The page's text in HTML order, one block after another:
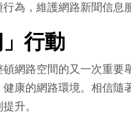
為，維護網路新聞信息
行動
網路空間的又一次重
康的網路環境。相信
升。